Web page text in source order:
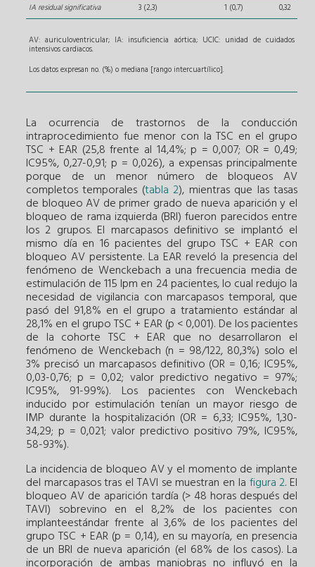
IA residual significativa 3 (2,3) 1 (0,7) 0,32
AV: auriculoventricular; IA: insuficiencia aórtica; UCIC: unidad de cuidados
intensivos cardiacos.
Los datos expresan no. (%) o mediana [rango intercuartílico].
La ocurrencia de trastornos de la conducción
intraprocedimiento fue menor con la TSC en el grupo
TSC + EAR (25,8 frente al 14,4%; p = 0,007; OR = 0,49;
IC95%, 0,27-0,91; p = 0,026), a expensas principalmente
porque de un menor número de bloqueos AV
completos temporales (tabla 2), mientras que las tasas
de bloqueo AV de primer grado de nueva aparición y el
bloqueo de rama izquierda (BRI) fueron parecidos entre
los 2 grupos. El marcapasos definitivo se implantó el
mismo día en 16 pacientes del grupo TSC + EAR con
bloqueo AV persistente. La EAR reveló la presencia del
fenómeno de Wenckebach a una frecuencia media de
estimulación de 115 lpm en 24 pacientes, lo cual redujo la
necesidad de vigilancia con marcapasos temporal, que
pasó del 91,8% en el grupo a tratamiento estándar al
28,1% en el grupo TSC + EAR (p < 0,001). De los pacientes
de la cohorte TSC + EAR que no desarrollaron el
fenómeno de Wenckebach (n = 98/122, 80,3%) solo el
3% precisó un marcapasos definitivo (OR = 0,16; IC95%,
0,03-0,76; p = 0,02; valor predictivo negativo = 97%;
IC95%, 91-99%). Los pacientes con Wenckebach
inducido por estimulación tenían un mayor riesgo de
IMP durante la hospitalización (OR = 6,33; IC95%, 1,30-
34,29; p = 0,021; valor predictivo positivo 79%, IC95%,
58-93%).
La incidencia de bloqueo AV y el momento de implante
del marcapasos tras el TAVI se muestran en la figura 2. El
bloqueo AV de aparición tardía (> 48 horas después del
TAVI) sobrevino en el 8,2% de los pacientes con
implanteestándar frente al 3,6% de los pacientes del
grupo TSC + EAR (p = 0,14), en su mayoría, en presencia
de un BRI de nueva aparición (el 68% de los casos). La
incorporación de ambas maniobras no influyó en la